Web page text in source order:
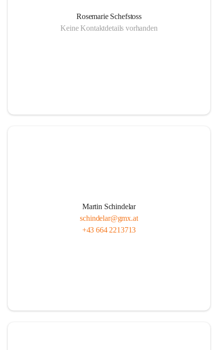
Rosemarie Schefstoss
Keine Kontaktdetails vorhanden
Martin Schindelar
schindelar@gmx.at
+43 664 2213713